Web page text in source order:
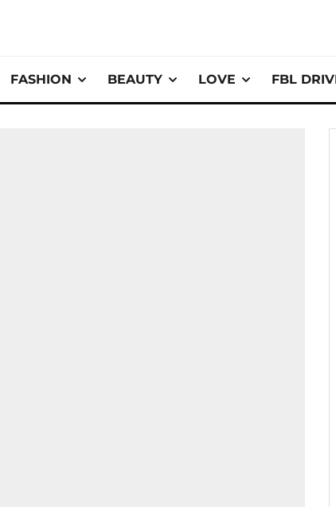
FASHION BEAUTY LOVE FBL